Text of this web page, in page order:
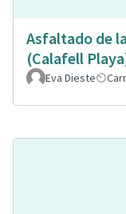
Asfaltado de
(Calafell
Eva Dieste